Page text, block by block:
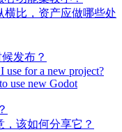
横比，资产应做哪些处
发布？
use for a new project?
use new Godot
，该如何分享它？